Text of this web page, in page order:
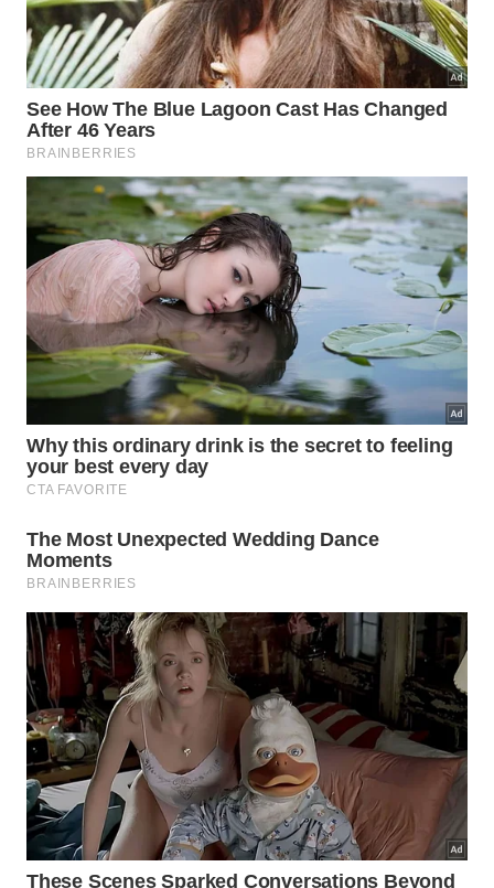
Drica Moraes
A atriz foi submetida a um transplante de medula
óssea em 2008, após ser diagnosticada com
leucemia. A artista da Globo contou que recebeu a
ajuda de uma pessoa desconhecida.